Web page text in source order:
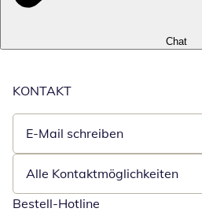
Chat
KONTAKT
E-Mail schreiben
Öffnet E-Mail-Client
Alle Kontaktmöglichkeiten
Bestell-Hotline